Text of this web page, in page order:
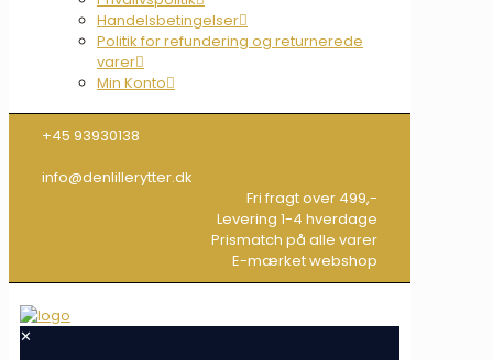
Handelsbetingelser
Politik for refundering og returnerede
varer
Min Konto
+45 93930138
info@denlillerytter.dk
Fri fragt over 499,-
Levering 1-4 hverdage
Prismatch på alle varer
E-mærket webshop
✕